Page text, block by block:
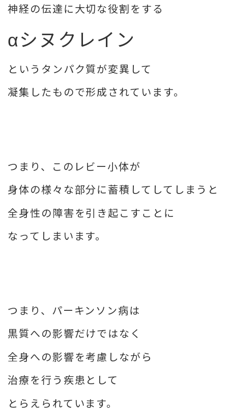
神経の伝達に大切な役割をする
αシヌクレイン
というタンパク質が変異して
凝集したもので形成されています。
つまり、このレビー小体が
身体の様々な部分に蓄積してしてしまうと
全身性の障害を引き起こすことに
なってしまいます。
つまり、パーキンソン病は
黒質への影響だけではなく
全身への影響を考慮しながら
治療を行う疾患として
とらえられています。